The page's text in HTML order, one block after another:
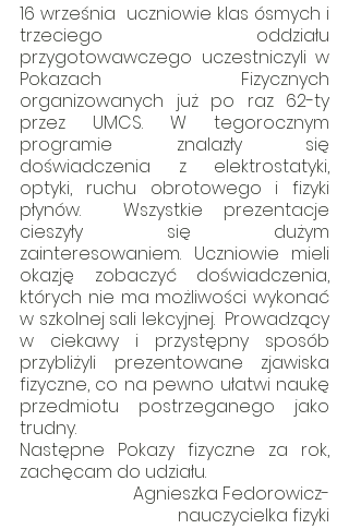
16 września  uczniowie klas ósmych i
trzeciego oddziału
przygotowawczego uczestniczyli w
Pokazach Fizycznych
organizowanych już po raz 62-ty
przez UMCS. W tegorocznym
programie znalazły się
doświadczenia z elektrostatyki,
optyki, ruchu obrotowego i fizyki
płynów.  Wszystkie prezentacje
cieszyły się dużym
zainteresowaniem. Uczniowie mieli
okazję zobaczyć doświadczenia,
których nie ma możliwości wykonać
w szkolnej sali lekcyjnej.  Prowadzący
w ciekawy i przystępny sposób
przybliżyli prezentowane zjawiska
fizyczne, co na pewno ułatwi naukę
przedmiotu postrzeganego jako
trudny.
Następne Pokazy fizyczne za rok,
zachęcam do udziału.
Agnieszka Fedorowicz-
nauczycielka fizyki